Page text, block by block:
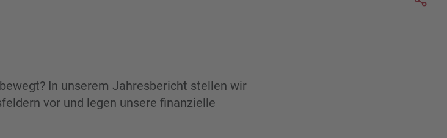
In unserem Jahresbericht stellen wir
vor und legen unsere finanzielle